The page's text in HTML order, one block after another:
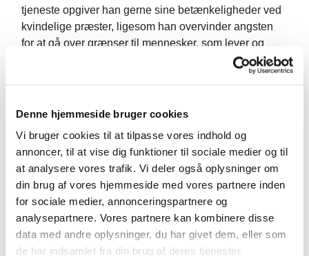
Denne hjemmeside bruger cookies
Vi bruger cookies til at tilpasse vores indhold og
annoncer, til at vise dig funktioner til sociale medier og til
at analysere vores trafik. Vi deler også oplysninger om
din brug af vores hjemmeside med vores partnere inden
for sociale medier, annonceringspartnere og
analysepartnere. Vores partnere kan kombinere disse
data med andre oplysninger, du har givet dem, eller som
de har indsamlet fra din brug af deres tjenester.
tjeneste opgiver han gerne sine betænkeligheder ved
kvindelige præster, ligesom han overvinder angsten
for at gå over grænser til mennesker, som lever og
ånder i en kultur og en religiøsitet, som ser ud til at
være artsfremmed i forhold til kristendommen. Det –
engagement og store teologiske kapacitet med et stort
pionermissionær er på niveau med de klassiske
missionærer som Bartholomæus Ziegenbald (1682-
1719) i Tranquebar, L.P. Larsen (1862-1940) og Anne
Marie Petersen (1878-1951) i Sydindien og ikke
mindst den store pioner i Østerlandsmissionen Ludvig
Reichelt (1877-1952).
Vi mangler et godt studium i, hvor langt folkekirken og